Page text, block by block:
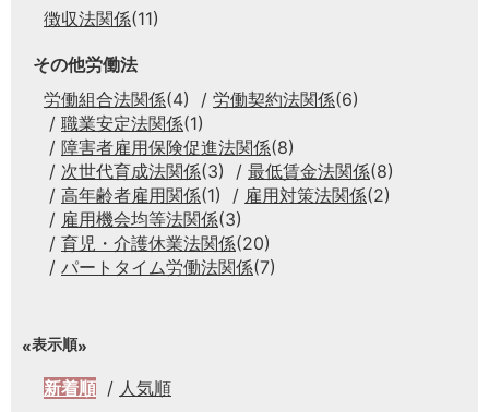
徴収法関係(11)
その他労働法
労働組合法関係(4) 労働契約法関係(6)
職業安定法関係(1)
障害者雇用保険促進法関係(8)
次世代育成法関係(3) 最低賃金法関係(8)
高年齢者雇用関係(1) 雇用対策法関係(2)
雇用機会均等法関係(3)
育児・介護休業法関係(20)
パートタイム労働法関係(7)
表示順
新着順 人気順